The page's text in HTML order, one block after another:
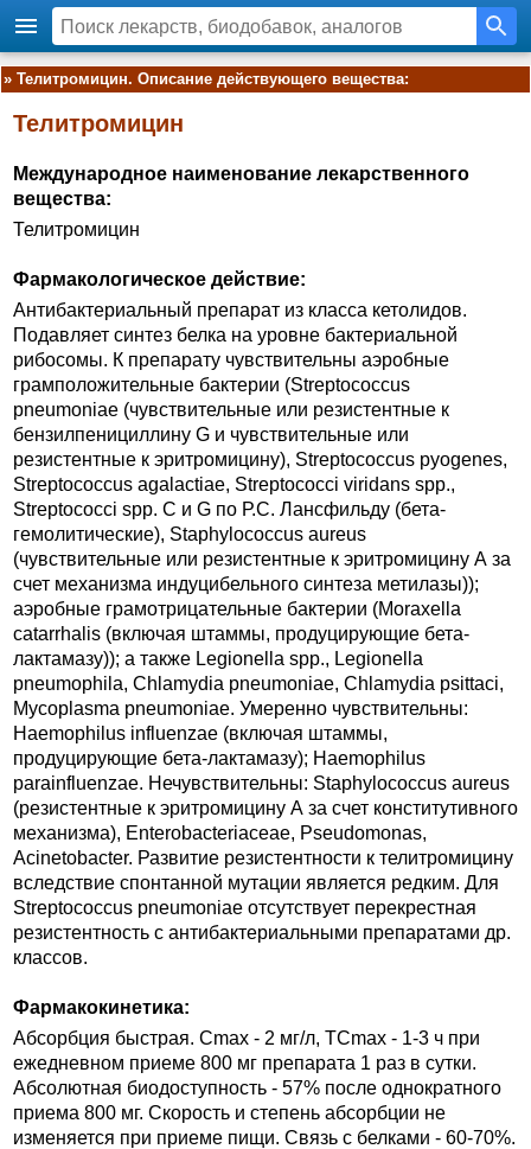
» Телитромицин. Описание действующего вещества:
Телитромицин
Международное наименование лекарственного
вещества:
Телитромицин
Фармакологическое действие:
Антибактериальный препарат из класса кетолидов.
Подавляет синтез белка на уровне бактериальной
рибосомы. К препарату чувствительны аэробные
грамположительные бактерии (Streptococcus
pneumoniae (чувствительные или резистентные к
бензилпенициллину G и чувствительные или
резистентные к эритромицину), Streptococcus pyogenes,
Streptococcus agalactiae, Streptococci viridans spp.,
Streptococci spp. С и G по Р.С. Лансфильду (бета-
гемолитические), Staphylococcus aureus
(чувствительные или резистентные к эритромицину А за
счет механизма индуцибельного синтеза метилазы));
аэробные грамотрицательные бактерии (Moraxella
catarrhalis (включая штаммы, продуцирующие бета-
лактамазу)); а также Legionella spp., Legionella
pneumophila, Chlamydia pneumoniae, Chlamydia psittaci,
Mycoplasma pneumoniae. Умеренно чувствительны:
Haemophilus influenzae (включая штаммы,
продуцирующие бета-лактамазу); Haemophilus
parainfluenzae. Нечувствительны: Staphylococcus aureus
(резистентные к эритромицину А за счет конститутивного
механизма), Enterobacteriaceae, Pseudomonas,
Acinetobacter. Развитие резистентности к телитромицину
вследствие спонтанной мутации является редким. Для
Streptococcus pneumoniae отсутствует перекрестная
резистентность с антибактериальными препаратами др.
классов.
Фармакокинетика:
Абсорбция быстрая. Cmax - 2 мг/л, TCmax - 1-3 ч при
ежедневном приеме 800 мг препарата 1 раз в сутки.
Абсолютная биодоступность - 57% после однократного
приема 800 мг. Скорость и степень абсорбции не
изменяется при приеме пищи. Связь с белками - 60-70%.